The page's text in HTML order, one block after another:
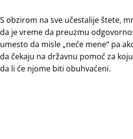
S obzirom na sve učestalije štete,
da je vreme da preuzmu
umesto da misle „neće mene“ pa
da čekaju na državnu pomoć za
da li će njome biti obuhvaćeni.